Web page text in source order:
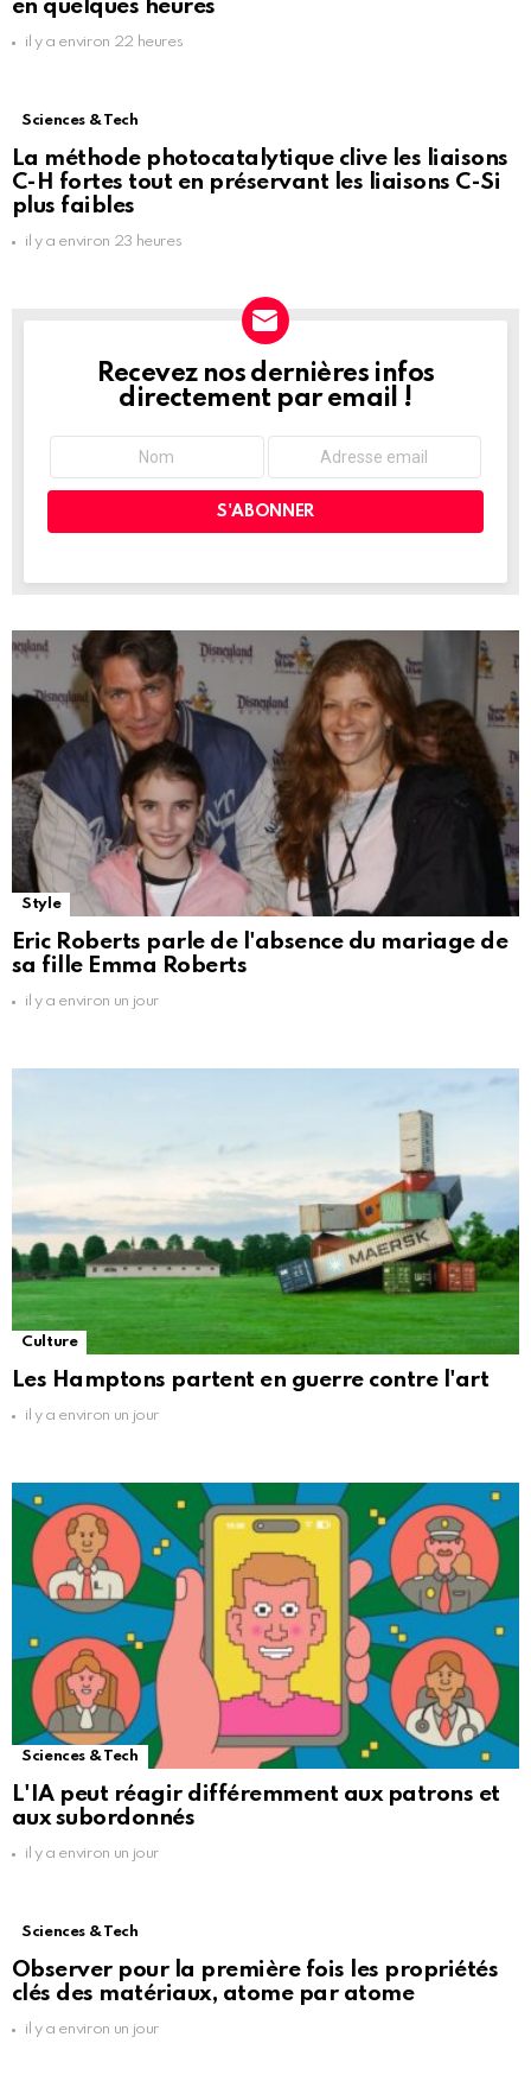
en quelques heures
il y a environ 22 heures
Sciences & Tech
La méthode photocatalytique clive les liaisons
C-H fortes tout en préservant les liaisons C-Si
plus faibles
il y a environ 23 heures
NEWSLETTER
Recevez nos dernières infos
directement par email !
Style
Eric Roberts parle de l'absence du mariage de
sa fille Emma Roberts
il y a environ un jour
Culture
Les Hamptons partent en guerre contre l'art
il y a environ un jour
Sciences & Tech
L'IA peut réagir différemment aux patrons et
aux subordonnés
il y a environ un jour
Sciences & Tech
Observer pour la première fois les propriétés
clés des matériaux, atome par atome
il y a environ un jour